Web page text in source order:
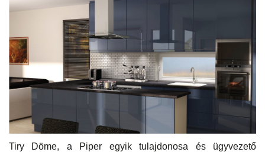
Tiry Döme, a Piper egyik tulajdonosa és ügyvezető